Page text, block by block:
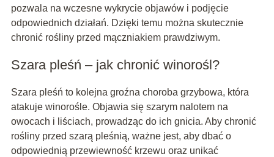
pozwala na wczesne wykrycie objawów i podjęcie
odpowiednich działań. Dzięki temu można skutecznie
chronić rośliny przed mączniakiem prawdziwym.
Szara pleśń – jak chronić winorośl?
Szara pleśń to kolejna groźna choroba grzybowa, która
atakuje winorośle. Objawia się szarym nalotem na
owocach i liściach, prowadząc do ich gnicia. Aby chronić
rośliny przed szarą pleśnią, ważne jest, aby dbać o
odpowiednią przewiewność krzewu oraz unikać